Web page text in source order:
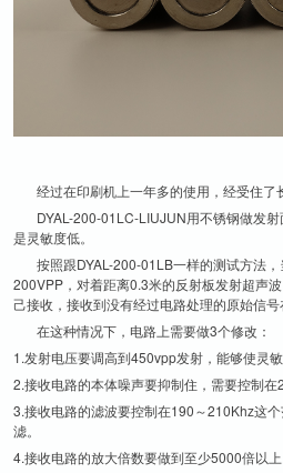
经过在印刷机上一年多的使用，经受住了
DYAL-200-01LC-LIUJUN用不锈钢做发
是灵敏度低。
按照跟DYAL-200-01LB一样的测试方法
200VPP，对着距离0.3米的反射板发射超声
己接收，接收到没有经过电路处理的原始信号
在这种情况下，电路上需要做3个修改：
1.发射电压要调高到450vpp发射，能够使灵
2.接收电路的本体噪声要抑制住，需要控制在
3.接收电路的滤波要控制在190～210Khz这
滤。
4.接收电路的放大倍数要做到至少5000倍以上